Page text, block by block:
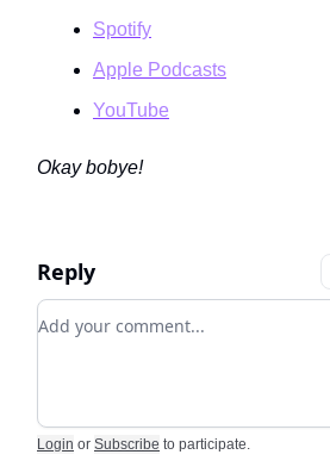
Spotify
Apple Podcasts
YouTube
Okay bobye!
Reply
Add your comment
Login or Subscribe to participate.